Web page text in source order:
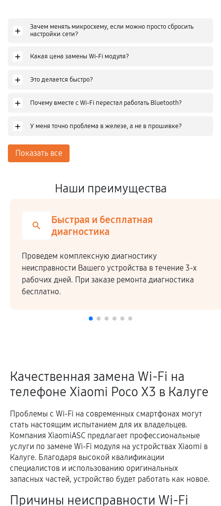
+
Зачем менять микросхему, если можно просто сбросить
настройки сети?
+ Какая цена замены Wi-Fi модуля?
+ Это делается быстро?
+ Почему вместе с Wi-Fi перестал работать Bluetooth?
+ У меня точно проблема в железе, а не в прошивке?
Показать все
Наши преимущества
Честная стоимость
Мы сотрудничаем напрямую c производителями,
закупая комплектующие по оптовым ценам.
Высокое качество ремонтных работ и запчастей
подтверждается гарантией.
Качественная замена Wi-Fi на
телефоне Xiaomi Poco X3 в Калуге
Проблемы с Wi-Fi на современных смартфонах могут
стать настоящим испытанием для их владельцев.
Компания XiaomiASC предлагает профессиональные
услуги по замене Wi-Fi модуля на устройствах Xiaomi в
Калуге. Благодаря высокой квалификации
специалистов и использованию оригинальных
запасных частей, устройство будет работать как новое.
Причины неисправности Wi-Fi